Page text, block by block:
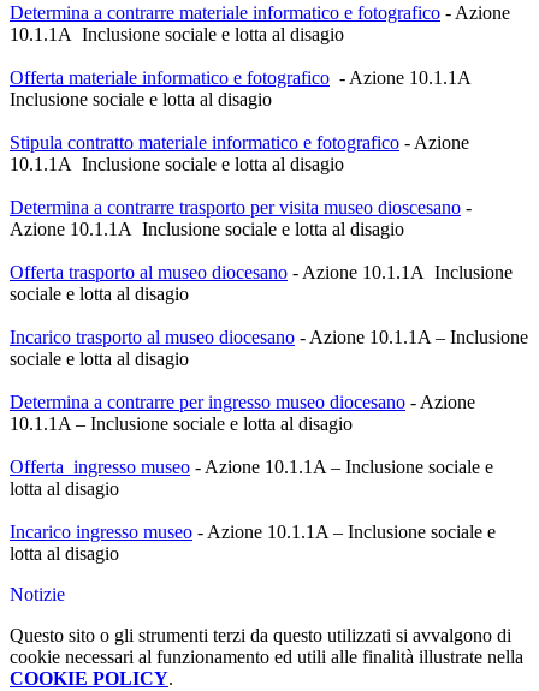
Determina a contrarre materiale informatico e fotografico - Azione
10.1.1A Inclusione sociale e lotta al disagio
Offerta materiale informatico e fotografico - Azione 10.1.1A
Inclusione sociale e lotta al disagio
Stipula contratto materiale informatico e fotografico - Azione
10.1.1A Inclusione sociale e lotta al disagio
Determina a contrarre trasporto per visita museo dioscesano -
Azione 10.1.1A Inclusione sociale e lotta al disagio
Offerta trasporto al museo diocesano - Azione 10.1.1A Inclusione
sociale e lotta al disagio
Incarico trasporto al museo diocesano - Azione 10.1.1A – Inclusione
sociale e lotta al disagio
Determina a contrarre per ingresso museo diocesano - Azione
10.1.1A – Inclusione sociale e lotta al disagio
Offerta ingresso museo - Azione 10.1.1A – Inclusione sociale e
lotta al disagio
Incarico ingresso museo - Azione 10.1.1A – Inclusione sociale e
lotta al disagio
Notizie
Questo sito o gli strumenti terzi da questo utilizzati si avvalgono di
cookie necessari al funzionamento ed utili alle finalità illustrate nella
COOKIE POLICY.